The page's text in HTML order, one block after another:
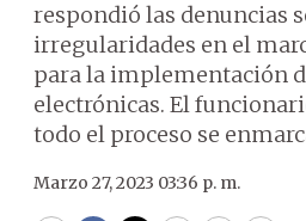
respondió las denuncias
irregularidades en el
para la implementación
electrónicas. El
todo el proceso se
Marzo 27, 2023 03:36 p. m.